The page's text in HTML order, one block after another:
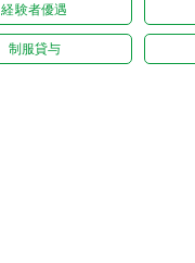
経験者優遇
制服貸与